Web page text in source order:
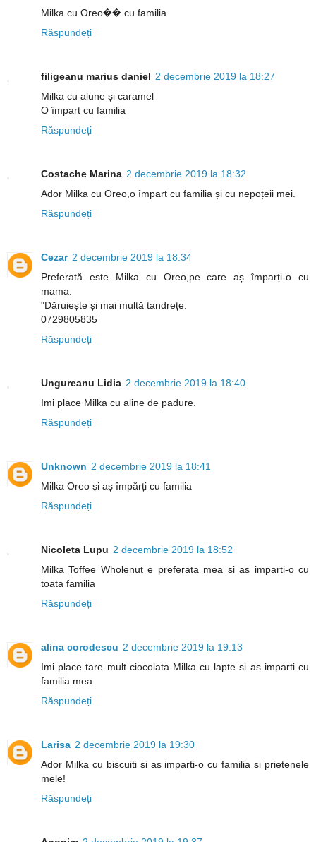
Milka cu Oreo�� cu familia
Răspundeți
filigeanu marius daniel 2 decembrie 2019 la 18:27
Milka cu alune și caramel
O împart cu familia
Răspundeți
Costache Marina 2 decembrie 2019 la 18:32
Ador Milka cu Oreo,o împart cu familia și cu nepoțeii mei.
Răspundeți
Cezar 2 decembrie 2019 la 18:34
Preferată este Milka cu Oreo,pe care aș împarți-o cu
mama.
"Dăruiește și mai multă tandrețe.
0729805835
Răspundeți
Ungureanu Lidia 2 decembrie 2019 la 18:40
Imi place Milka cu aline de padure.
Răspundeți
Unknown 2 decembrie 2019 la 18:41
Milka Oreo și aș împărți cu familia
Răspundeți
Nicoleta Lupu 2 decembrie 2019 la 18:52
Milka Toffee Wholenut e preferata mea si as imparti-o cu
toata familia
Răspundeți
alina corodescu 2 decembrie 2019 la 19:13
Imi place tare mult ciocolata Milka cu lapte si as imparti cu
familia mea
Răspundeți
Larisa 2 decembrie 2019 la 19:30
Ador Milka cu biscuiti si as imparti-o cu familia si prietenele
mele!
Răspundeți